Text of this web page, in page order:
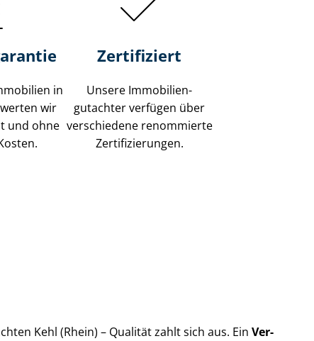
in
wir
und ohne
Zertifiziert
Unsere Immobilien­
gutachter verfügen über
verschiedene renommierte
Zer­ti­fi­zie­run­gen.
Kehl (Rhein) – Qualität zahlt sich aus. Ein Ver­